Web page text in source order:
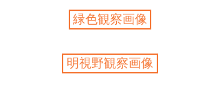
緑色観察画像
明視野観察画像